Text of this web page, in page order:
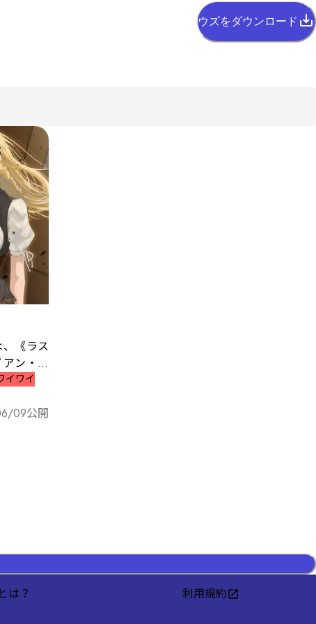
ウズをダウンロード
ン・サ
たのは
イワイ
09公開
は？ 利用規約